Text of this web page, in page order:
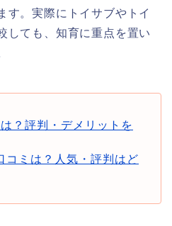
す。実際にトイサブやトイ
しても、知育に重点を置い
？評判・デメリットを
コミは？人気・評判はど